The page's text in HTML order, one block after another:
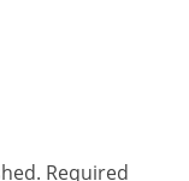
Required